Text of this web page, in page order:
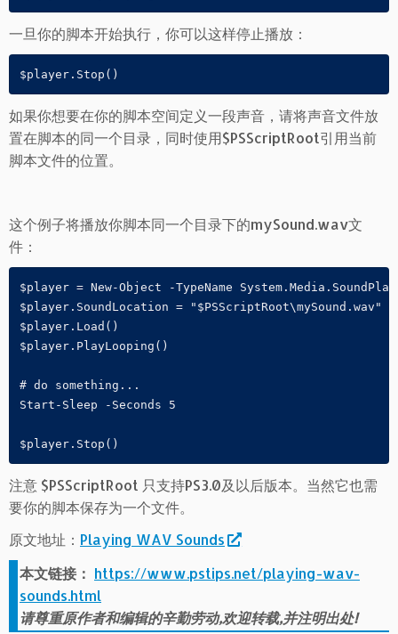
一旦你的脚本开始执行，你可以这样停止播放：
$player.Stop()
如果你想要在你的脚本空间定义一段声音，请将声音文件放
置在脚本的同一个目录，同时使用$PSScriptRoot引用当前
脚本文件的位置。
这个例子将播放你脚本同一个目录下的mySound.wav文
件：
$player = New-Object -TypeName
$player.SoundLocation = "$PSScriptRoot\mySound.wav"
$player.Load()
$player.PlayLooping()
# do something...
Start-Sleep -Seconds 5
$player.Stop()
注意 $PSScriptRoot 只支持PS3.0及以后版本。当然它也需
要你的脚本保存为一个文件。
原文地址： Playing WAV Sounds
本文链接： https://www.pstips.net/playing-wav-
sounds.html
请尊重原作者和编辑的辛勤劳动,欢迎转载,并注明出处!